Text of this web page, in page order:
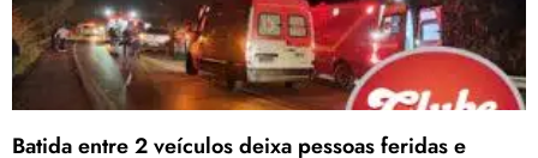
Batida entre 2 veículos deixa pessoas feridas e